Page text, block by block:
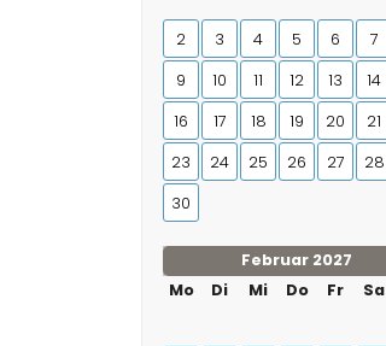
2
3 4 5 6 7
9
10 11 12 13 14
16
17 18 19 20 21
23
24 25 26 27 28
30
Februar 2027
Mo
Di Mi Do Fr Sa